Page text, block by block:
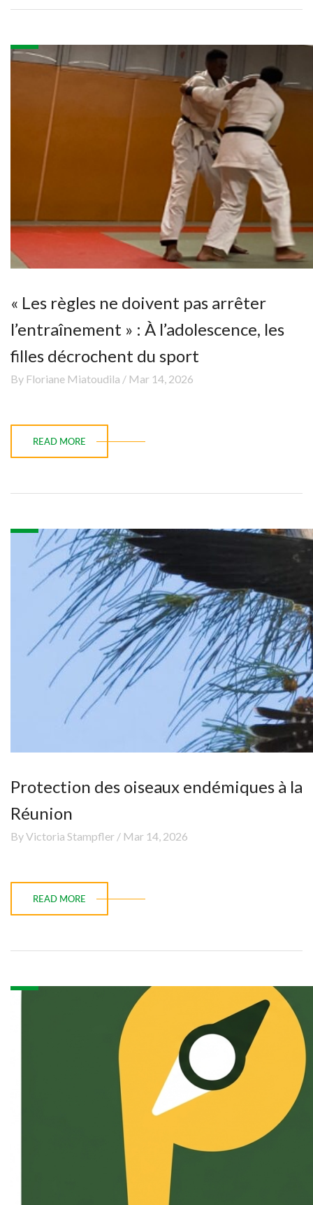
« Les règles ne doivent pas arrêter
l’entraînement » : À l’adolescence, les
filles décrochent du sport
By Floriane Miatoudila / Mar 14, 2026
READ MORE
Protection des oiseaux endémiques à la
Réunion
By Victoria Stampfler / Mar 14, 2026
READ MORE